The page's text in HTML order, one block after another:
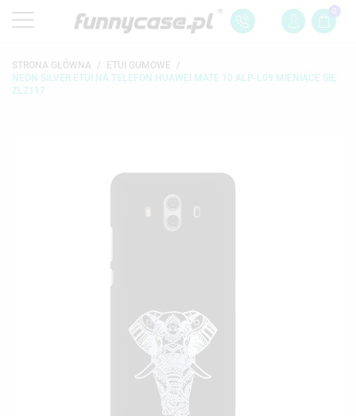
0
STRONA GŁÓWNA
ETUI GUMOWE
NEON SILVER ETUI NA TELEFON HUAWEI MATE 10 ALP-L09 MIENIĄCE SIĘ
ZLZ117